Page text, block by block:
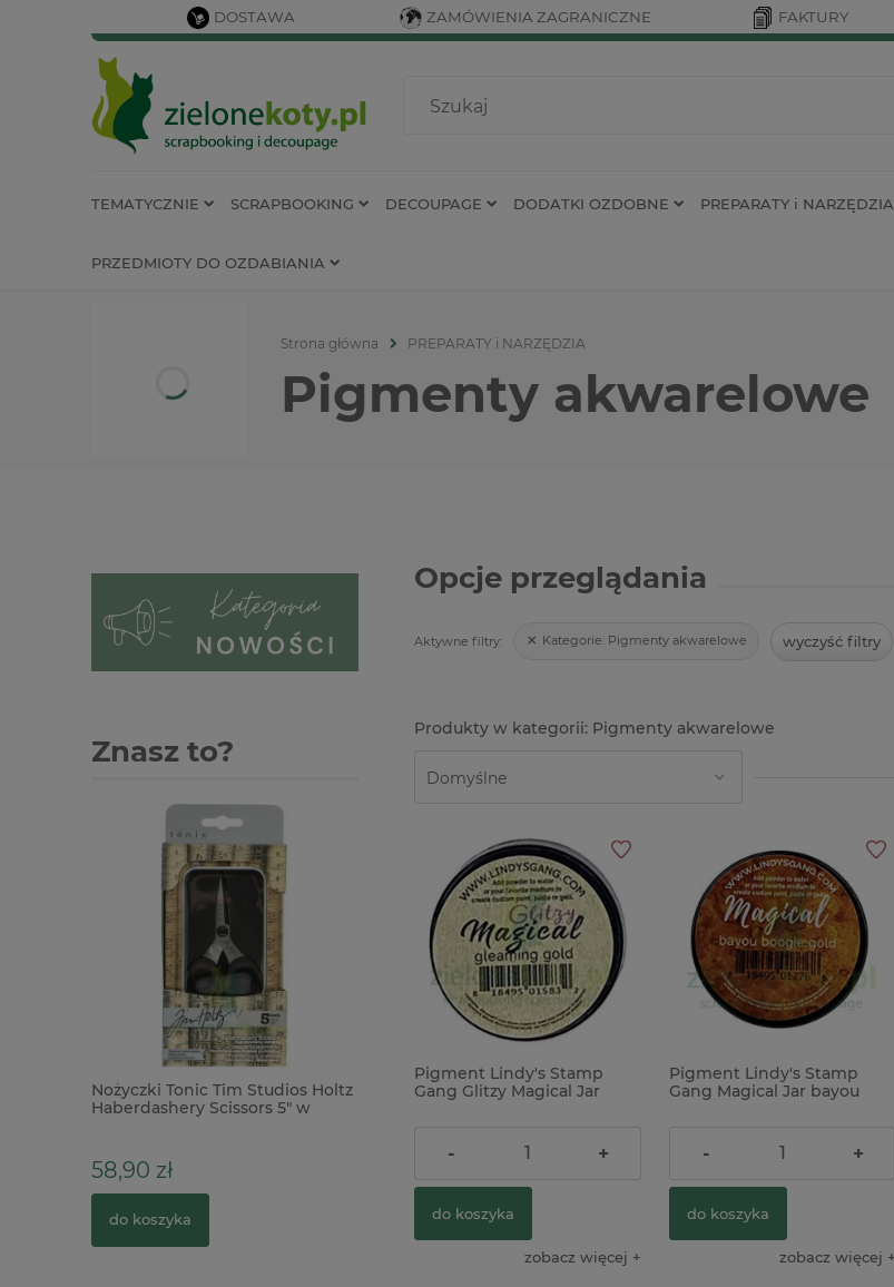
DOSTAWA ZAMÓWIENIA ZAGRANICZNE FAKTURY
TEMATYCZNIE SCRAPBOOKING DECOUPAGE DODATKI OZDOBNE PREPARATY i NARZĘDZIA
PRZEDMIOTY DO OZDABIANIA
Strona główna PREPARATY i NARZĘDZIA
Pigmenty akwarelowe
Znasz to?
Nożyczki Tonic Tim Studios Holtz
Haberdashery Scissors 5" w
58,90 zł
do koszyka
Wykrojnik Craft&You piktogramy
do koszyka
Papier Tim Holtz Distress Mixed
do koszyka
Opcje przeglądania
Aktywne filtry: Kategorie: Pigmenty akwarelowe wyczyść filtry
Pigmenty akwarelowe
Pigment Lindy's Stamp
Gang Glitzy Magical Jar
22,00 zł
- +
do koszyka
zobacz więcej
Pigment Lindy's Stamp
Gang Magical Jar bayou
22,00 zł
- +
do koszyka
zobacz więcej